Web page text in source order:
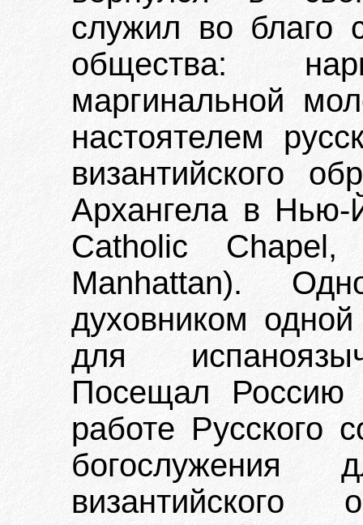
служил во благо
общества:
маргинальной
настоятелем
византийского
Архангела в Нью-
Catholic
Manhattan).
духовником
для
Посещал Россию
работе Русского
богослужения